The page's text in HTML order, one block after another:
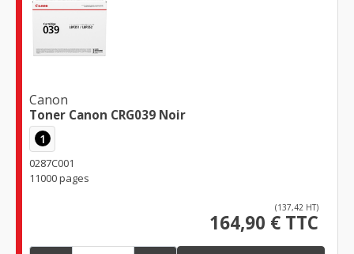
Canon
Toner Canon CRG039 Noir
1
0287C001
11000 pages
(137,42 HT)
164,90 € TTC